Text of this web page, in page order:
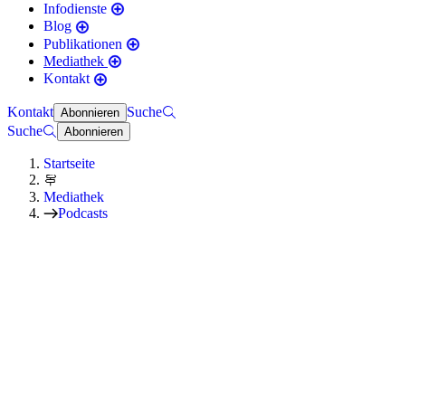
Infodienste
Blog
Publikationen
Mediathek
Kontakt
Kontakt Abonnieren Suche
Suche
Abonnieren
Startseite
Mediathek
Podcasts